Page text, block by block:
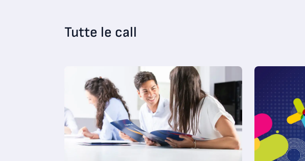
Tutte le call